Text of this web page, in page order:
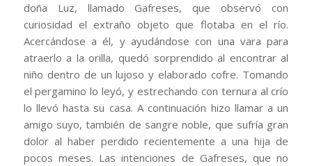
doña Luz, llamado Gafreses, que observó con
curiosidad el extraño objeto que flotaba en el río.
Acercándose a él, y ayudándose con una vara para
atraerlo a la orilla, quedó sorprendido al encontrar al
niño dentro de un lujoso y elaborado cofre. Tomando
el pergamino lo leyó, y estrechando con ternura al crío
lo llevó hasta su casa. A continuación hizo llamar a un
amigo suyo, también de sangre noble, que sufría gran
dolor al haber perdido recientemente a una hija de
pocos meses. Las intenciones de Gafreses, que no